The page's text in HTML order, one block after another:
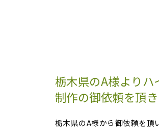
栃木県のA様よりハ
制作の御依頼を頂
栃木県のA様から御依頼を頂